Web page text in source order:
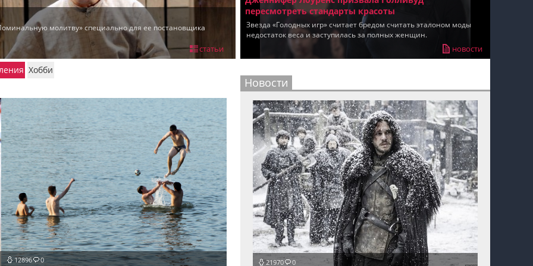
пїЅпїЅпїЅпїЅпїЅпїЅпїЅпїЅпїЅпїЅ
молитву» специально для ее постановщика
статьи
Хобби
12896 0
пересмотреть стандарты красоты
Звезда «Голодных игр» считает бредом считать эталоном моды
недостаток веса и заступилась за полных женщин.
новости
Новости
21970 0